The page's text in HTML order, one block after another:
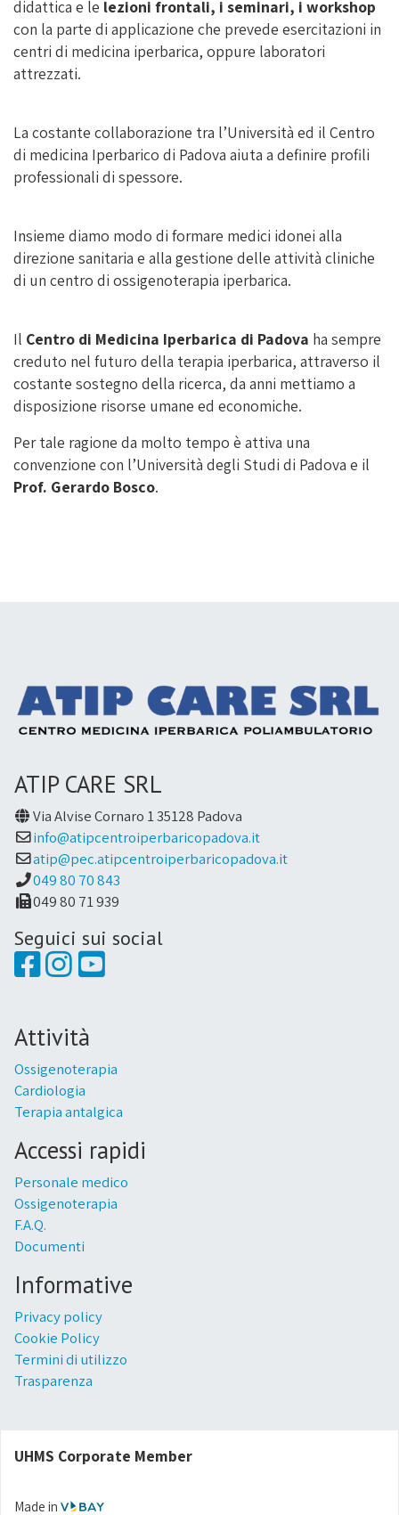
didattica e le lezioni frontali, i seminari, i workshop
con la parte di applicazione che prevede esercitazioni in
centri di medicina iperbarica, oppure laboratori
attrezzati.
La costante collaborazione tra l’Università ed il Centro
di medicina Iperbarico di Padova aiuta a definire profili
professionali di spessore.
Insieme diamo modo di formare medici idonei alla
direzione sanitaria e alla gestione delle attività cliniche
di un centro di ossigenoterapia iperbarica.
Il Centro di Medicina Iperbarica di Padova ha sempre
creduto nel futuro della terapia iperbarica, attraverso il
costante sostegno della ricerca, da anni mettiamo a
disposizione risorse umane ed economiche.
Per tale ragione da molto tempo è attiva una
convenzione con l’Università degli Studi di Padova e il
Prof. Gerardo Bosco.
ATIP CARE SRL
Via Alvise Cornaro 1 35128 Padova
info@atipcentroiperbaricopadova.it
atip@pec.atipcentroiperbaricopadova.it
049 80 70 843
049 80 71 939
Seguici sui social
Attività
Ossigenoterapia
Cardiologia
Terapia antalgica
Accessi rapidi
Personale medico
Ossigenoterapia
F.A.Q.
Documenti
Informative
Privacy policy
Cookie Policy
Termini di utilizzo
Trasparenza
UHMS Corporate Member
Made in